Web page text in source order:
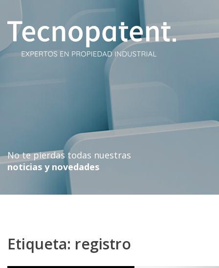
content
No te pierdas todas nuestras
noticias y novedades
Etiqueta: registro